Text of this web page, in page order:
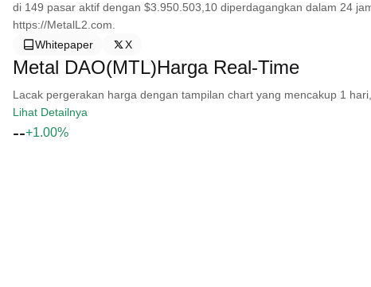
di 149 pasar aktif dengan $3.950.503,10 diperdagangkan dalam 24
https://MetalL2.com.
Whitepaper
X
Metal DAO(MTL)Harga Real-Time
Lacak pergerakan harga dengan tampilan chart yang mencakup 1
Lihat Detailnya
--+1.00%